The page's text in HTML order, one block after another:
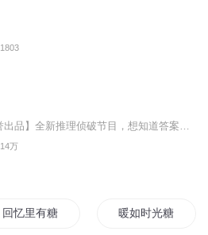
1803
14万
回忆里有糖 暖如时光糖如你